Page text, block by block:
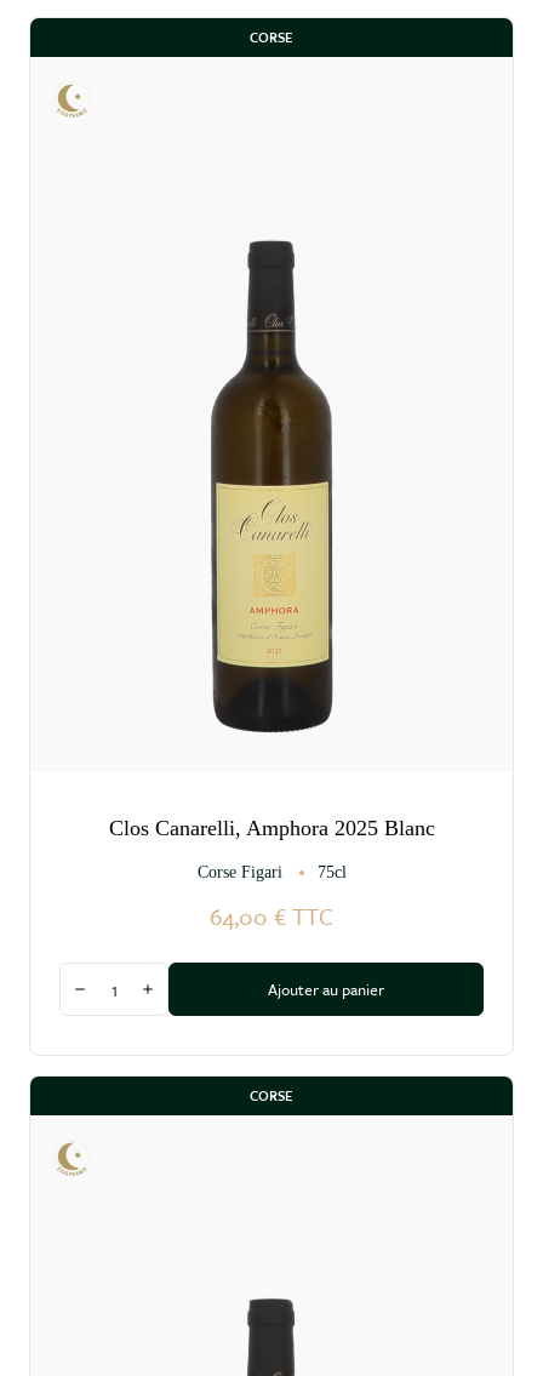
CORSE
Clos Canarelli, Amphora 2025 Blanc
Corse Figari 75cl
64,00 €TTC
Quantité
Diminuer la quantité
Augmenter la quantitéAjouter au panier
CORSE